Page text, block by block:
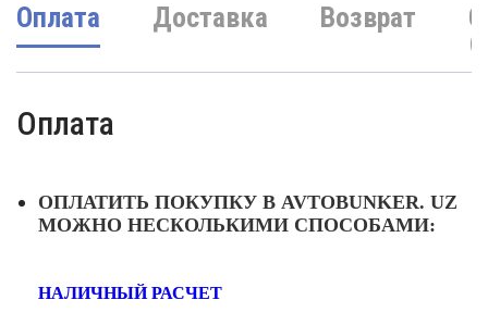
Оплата Доставка Возврат
Оплата
ОПЛАТИТЬ ПОКУПКУ В AVTOBUNKER. UZ
МОЖНО НЕСКОЛЬКИМИ СПОСОБАМИ:
НАЛИЧНЫЙ РАСЧЕТ